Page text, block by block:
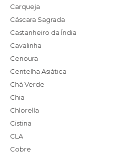
Carqueja
Cáscara Sagrada
Castanheiro da Índia
Cavalinha
Cenoura
Centelha Asiática
Chá Verde
Chia
Chlorella
Cistina
CLA
Cobre